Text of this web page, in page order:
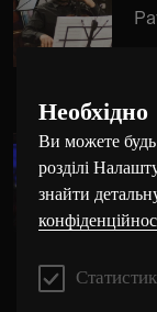
Необхідно
Ви можете
розділі
знайти